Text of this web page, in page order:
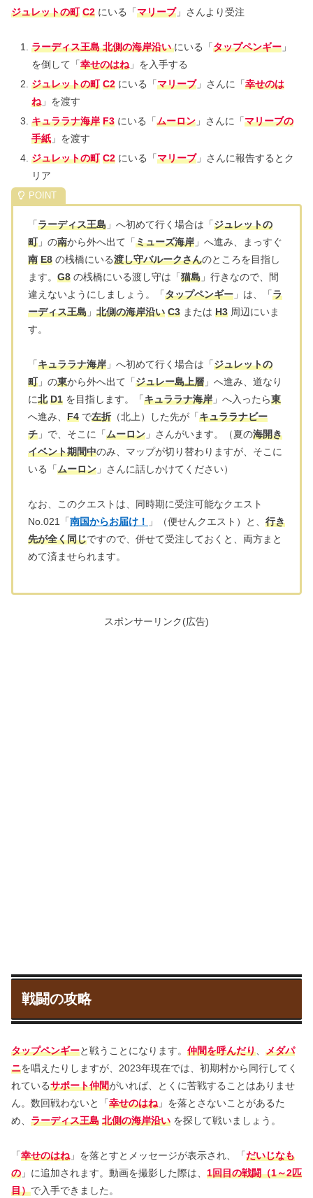
ジュレットの町 C2 にいる「マリーブ」さんより受注
ラーディス王島北側の海岸沿い にいる「タップペンギー」
を倒して「幸せのはね」を入手する
ジュレットの町 C2にいる「マリーブ」さんに「幸せのは
ね」を渡す
キュララナ海岸 F3にいる「ムーロン」さんに「マリーブの
手紙」を渡す
ジュレットの町 C2にいる「マリーブ」さんに報告するとク
リア
「ラーディス王島 」へ初めて行く場合は「ジュレットの
町」の南から外へ出て「ミューズ海岸 」へ進み、まっすぐ
南 E8 の桟橋にいる渡し守バルークさんのところを目指し
ます。 G8 の桟橋にいる渡し守は「猫島 」行きなので、間
違えないようにしましょう。「タップペンギー 」は、「ラ
ーディス王島 」 北側の海岸沿い C3 または H3 周辺にいま
す。
「キュララナ海岸 」へ初めて行く場合は「ジュレットの
町」の東から外へ出て「ジュレー島上層 」へ進み、道なり
に北 D1 を目指します。「キュララナ海岸 」へ入ったら東
へ進み、 F4 で左折 （北上）した先が「キュララナビー
チ 」で、そこに「ムーロン 」さんがいます。（夏の海開き
イベント期間中のみ、マップが切り替わりますが、そこに
いる「ムーロン 」さんに話しかけてください）
なお、このクエストは、同時期に受注可能なクエスト
No.021「南国からお届け！ 」（便せんクエスト）と、 行き
先が全く同じですので、併せて受注しておくと、両方まと
めて済ませられます。
スポンサーリンク(広告)
戦闘の攻略
タップペンギーと戦うことになります。 仲間を呼んだり
メダパ
ニを唱えたりしますが、2023年現在では、初期村から同行してく
れているサポート仲間がいれば、とくに苦戦することはありませ
ん。数回戦わないと「幸せのはね 」を落とさないことがあるた
め、 ラーディス王島 北側の海岸沿い を探して戦いましょう。
「幸せのはね 」を落とすとメッセージが表示され、「だいじなも
の 」に追加されます。動画を撮影した際は、 1回目の戦闘（1～2匹
目）で入手できました。